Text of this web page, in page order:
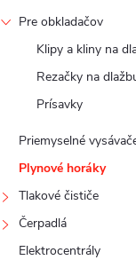
Pre obkladačov
Klipy a kliny na
Rezačky na
Prísavky
Priemyselné
Plynové horáky
Tlakové čističe
Čerpadlá
Elektrocentrály